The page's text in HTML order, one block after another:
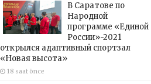
В Саратове по
Народной
программе «Единой
России»-2021
открылся адаптивный спортзал
«Новая высота»
18 saat önce